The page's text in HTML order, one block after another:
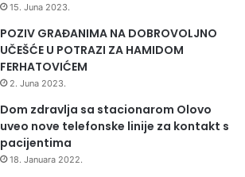
15. Juna 2023.
POZIV GRAĐANIMA NA DOBROVOLJNO
UČEŠĆE U POTRAZI ZA HAMIDOM
FERHATOVIĆEM
2. Juna 2023.
Dom zdravlja sa stacionarom Olovo
uveo nove telefonske linije za kontakt s
pacijentima
18. Januara 2022.